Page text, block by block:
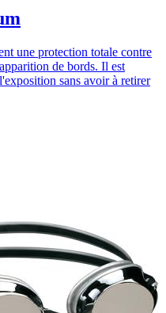
une protection totale contre
de bords. Il est
sans avoir à retirer